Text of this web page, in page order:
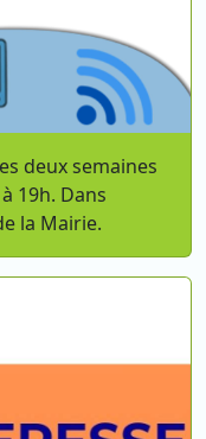
deux semaines
19h. Dans
la Mairie.